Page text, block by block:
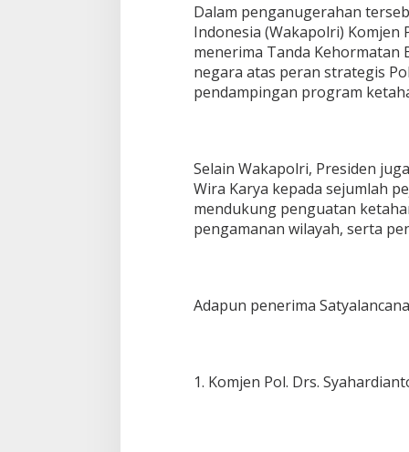
t
a
h
a
n
n
g
n
N
o
Dalam penganugerahan
Indonesia (Wakapolri) Komjen
menerima Tanda Kehormatan
negara atas peran strategis
pendampingan program
Selain Wakapolri, Presiden
Wira Karya kepada sejumlah
mendukung penguatan
pengamanan wilayah, serta
Adapun penerima
1. Komjen Pol. Drs.